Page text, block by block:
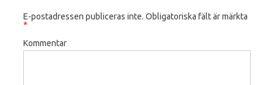
E-postadressen publiceras inte. Obligatoriska fält är märkta
*
Kommentar